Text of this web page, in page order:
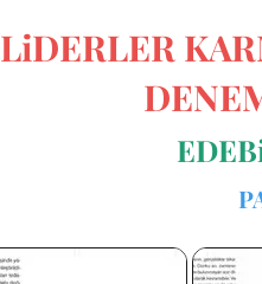
LiDERLER